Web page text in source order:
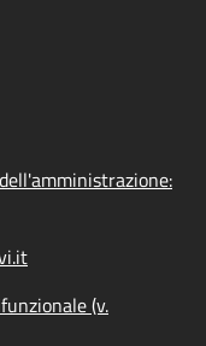
(v.